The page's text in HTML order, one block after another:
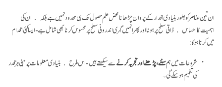
ان تین عناصر کو بطور بنیادی اقدار کے پروان چڑھانا محض علم حصول تک ہی محدود نہیں ہے بلکہ ان کی
اہمیت کا احساس ذاتی سطح پر ہونا اور پھر انہیں گہری اندرونی سطح پر محسوس کرنا بھی شامل ہے- ایسا کئی اقدام
میں کرنا ہو گا:
شروعات میں ہمسننے ، پڑھنے اور تجربہ کرنےسے سیکھتے ہیں- اس طرح بنیادی معلومات پر مبنی ہر قدر
کی تفہیم ہو سکے گی۔